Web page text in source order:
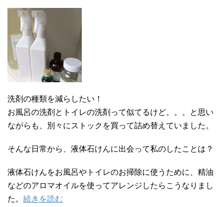
洗剤の種類を減らしたい！
お風呂の洗剤とトイレの洗剤って似てるけど。。。と思い
ながらも、別々にストックを買って詰め替えていました。
そんな日常から、液体石けんに出会って私のしたことは？
液体石けんをお風呂やトイレのお掃除に使うために、精油
などのアロマオイルを使ってアレンジしたらこうなりまし
た。 続きを読む